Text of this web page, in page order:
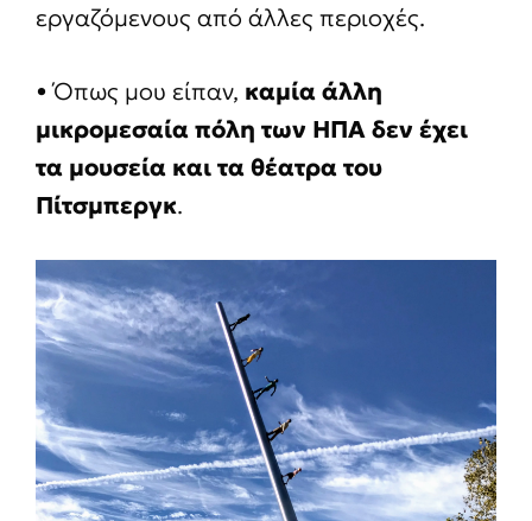
εργαζόμενους από άλλες περιοχές.
• Όπως μου είπαν, καμία άλλη
μικρομεσαία πόλη των ΗΠΑ δεν έχει
τα μουσεία και τα θέατρα του
Πίτσμπεργκ.